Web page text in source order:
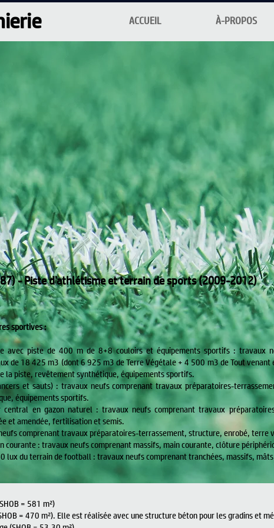
ACCUEIL À-PROPOS
- Piste d'athlétisme et terrain de sports (2009-2012)
sportives :
avec piste de 400 m de 8+8 couloirs et équipements sportifs : travaux
de 18 425 m3 (dont 6 925 m3 de Terre Végétale + 4 500 m3 de Tout
la piste, revêtement synthétique, équipements sportifs.
et sauts) : travaux neufs comprenant travaux préparatoires-
équipements sportifs.
en gazon naturel : travaux neufs comprenant travaux
et amendée, fertilisation et semis.
comprenant travaux préparatoires-terrassement, structure, enrobé, terre
courante : travaux neufs comprenant massifs, main courante, clôture
lux du terrain de football : travaux neufs comprenant tranchées, massifs,
= 581 m²)
= 470 m²). Elle est réalisée avec une structure béton pour les gradins et